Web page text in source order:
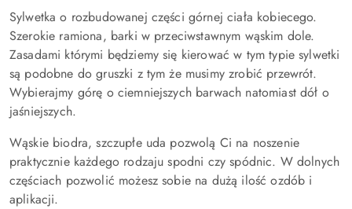
Sylwetka o rozbudowanej części górnej ciała kobiecego.
Szerokie ramiona, barki w przeciwstawnym wąskim dole.
Zasadami którymi będziemy się kierować w tym typie sylwetki
są podobne do gruszki z tym że musimy zrobić przewrót.
Wybierajmy górę o ciemniejszych barwach natomiast dół o
jaśniejszych.
Wąskie biodra, szczupłe uda pozwolą Ci na noszenie
praktycznie każdego rodzaju spodni czy spódnic. W dolnych
częściach pozwolić możesz sobie na dużą ilość ozdób i
aplikacji.